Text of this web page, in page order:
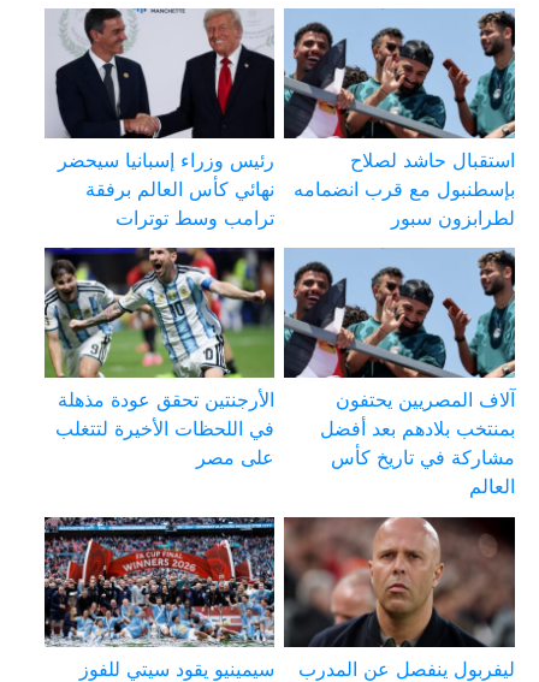
استقبال حاشد لصلاح
بإسطنبول مع قرب انضمامه
لطرابزون سبور
رئيس وزراء إسبانيا سيحضر
نهائي كأس العالم برفقة
ترامب وسط توترات
آلاف المصريين يحتفون
بمنتخب بلادهم بعد أفضل
مشاركة في تاريخ كأس
العالم
الأرجنتين تحقق عودة مذهلة
في اللحظات الأخيرة لتتغلب
على مصر
ليفربول ينفصل عن المدرب
سيمينيو يقود سيتي للفوز